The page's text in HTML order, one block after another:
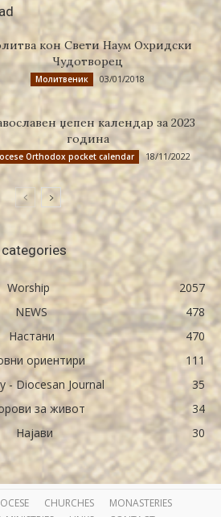
кон Свети Наум Охридски
Чудотворец
Молитвеник 03/01/2018
џепен календар за 2023
година
Orthodox pocket calendar 18/11/2022
categories
Worship
2057
NEWS
478
Настани
470
ориентири
111
- Diocesan Journal
35
за живот
34
Најави
30
CHURCHES
MONASTERIES